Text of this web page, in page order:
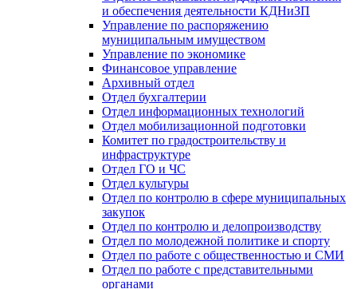
и обеспечения деятельности КДНиЗП
Управление по распоряжению
муниципальным имуществом
Управление по экономике
Финансовое управление
Архивный отдел
Отдел бухгалтерии
Отдел информационных технологий
Отдел мобилизационной подготовки
Комитет по градостроительству и
инфраструктуре
Отдел ГО и ЧС
Отдел культуры
Отдел по контролю в сфере муниципальных
закупок
Отдел по контролю и делопроизводству
Отдел по молодежной политике и спорту
Отдел по работе с общественностью и СМИ
Отдел по работе с представительными
органами